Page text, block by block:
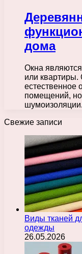
дома
Окна
или квартиры.
естественное
помещений, но
Свежие записи
Виды тканей
одежды
26.05.2026